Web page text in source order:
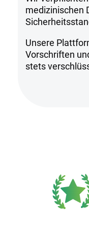
medizinischen
Unsere
Vorschriften
stets